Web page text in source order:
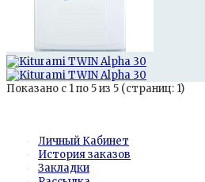
Показано с 1 по 5 из 5 (страниц: 1)
Личный Кабинет
История заказов
Закладки